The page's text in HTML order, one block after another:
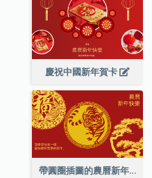
慶祝中國新年賀卡
帶圓圈插圖的農曆新年快樂賀卡